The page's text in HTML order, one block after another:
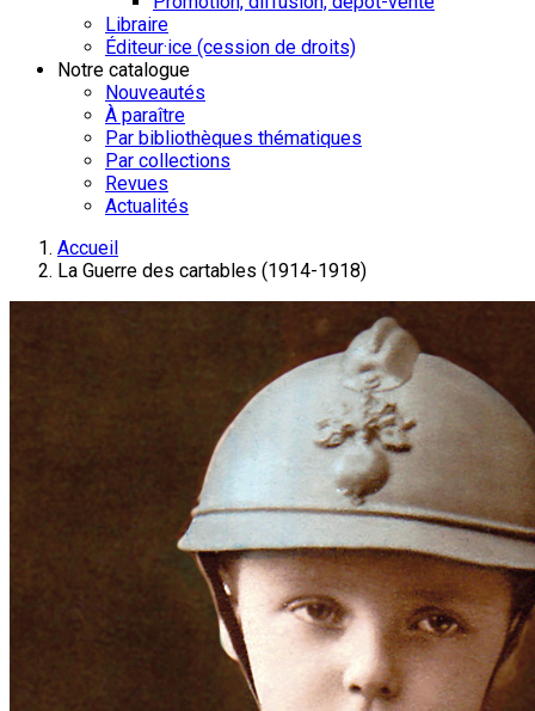
Libraire
Éditeur·ice (cession de droits)
Notre catalogue
Nouveautés
À paraître
Par bibliothèques thématiques
Par collections
Revues
Actualités
Accueil
La Guerre des cartables (1914-1918)